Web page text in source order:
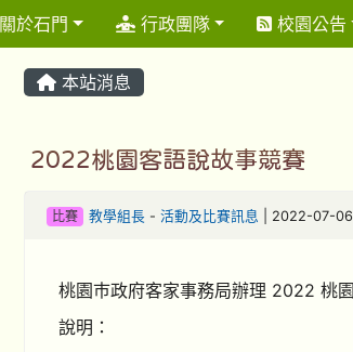
關於石門 行政團隊 校園公告
本站消息
2022桃園客語說故事競賽
比賽 教學組長- 活動及比賽訊息 | 2022-07-
桃園巿政府客家事務局辦理 2022 桃
說明：